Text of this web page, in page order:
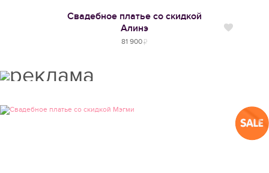
Свадебное платье со скидкой
Алинэ
81 900